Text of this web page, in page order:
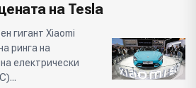
на Tesla
гигант Xiaomi
ринга на
електрически